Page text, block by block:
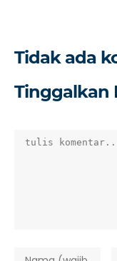
Tidak ada
Tinggalkan